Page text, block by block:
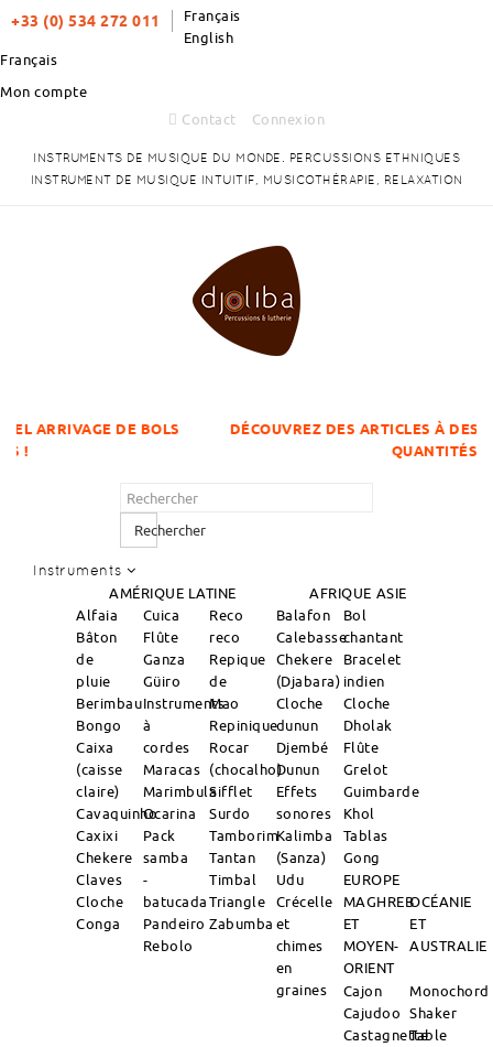
+33 (0) 534 272 011
Français
English
Français
Mon compte
Contact
Connexion
INSTRUMENTS DE MUSIQUE DU MONDE. PERCUSSIONS ETHNIQUES
INSTRUMENT DE MUSIQUE INTUITIF, MUSICOTHÉRAPIE, RELAXATION
BOLS
DÉCOUVREZ DES ARTICLES À DES PRIX
Rechercher
Instruments
AMÉRIQUE LATINE AFRIQUE ASIE
Alfaia
Bâton
de
pluie
Berimbau
Bongo
Caixa
(caisse
claire)
Cavaquinho
Caxixi
Chekere
Claves
Cloche
Conga
Cuica
Flûte
Ganza
Güiro
Instruments
à
cordes
Maracas
Marimbula
Ocarina
Pack
samba
-
batucada
Pandeiro
Rebolo
Reco
reco
Repique
de
Mao
Repinique
Rocar
(chocalho)
Sifflet
Surdo
Tamborim
Tantan
Timbal
Triangle
Zabumba
Balafon
Calebasse
Chekere
(Djabara)
Cloche
dunun
Djembé
Dunun
Effets
sonores
Kalimba
(Sanza)
Udu
Crécelle
et
chimes
en
graines
Bol
chantant
Bracelet
indien
Cloche
Dholak
Flûte
Grelot
Guimbarde
Khol
Tablas
Gong
EUROPE
MAGHREB
ET
MOYEN-
ORIENT
OCÉANIE
ET
AUSTRALIE
Cajon
Cajudoo
Castagnette
Monochord
Shaker
Table